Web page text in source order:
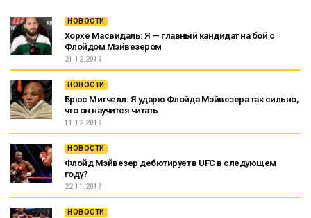
НОВОСТИ
Хорхе Масвидаль: Я — главный кандидат на бой с
Флойдом Мэйвезером
21.12.2019
НОВОСТИ
Брюс Митчелл: Я ударю Флойда Мэйвезера так сильно,
что он научится читать
11.12.2019
НОВОСТИ
Флойд Мэйвезер дебютирует в UFC в следующем
году?
22.11.2019
НОВОСТИ